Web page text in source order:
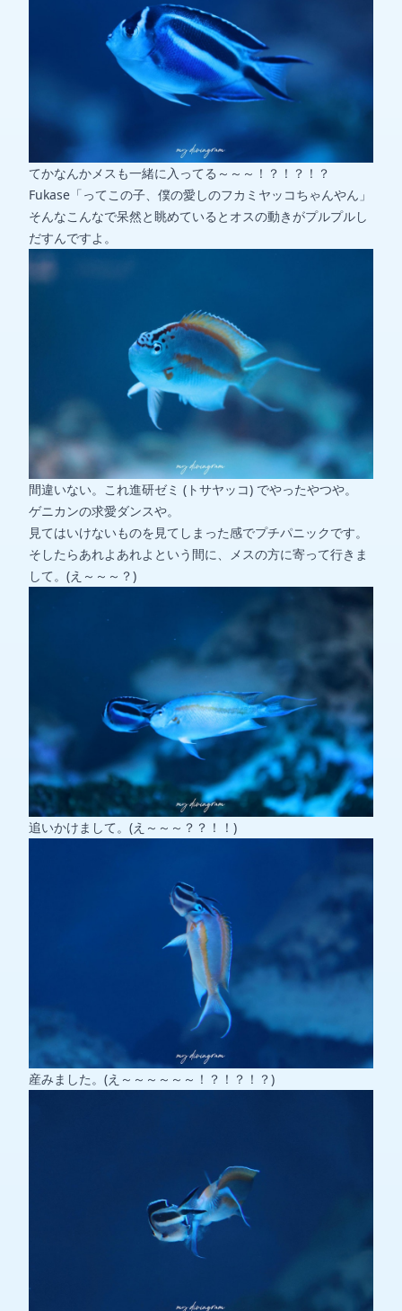
てかなんかメスも一緒に入ってる～～～！？！？！？
Fukase「ってこの子、僕の愛しのフカミヤッコちゃんやん」
そんなこんなで呆然と眺めているとオスの動きがプルプルし
だすんですよ。
間違いない。これ進研ゼミ (トサヤッコ) でやったやつや。
ゲニカンの求愛ダンスや。
見てはいけないものを見てしまった感でプチパニックです。
そしたらあれよあれよという間に、メスの方に寄って行きま
して。(え～～～？)
追いかけまして。(え～～～？？！！)
産みました。(え～～～～～～！？！？！？)